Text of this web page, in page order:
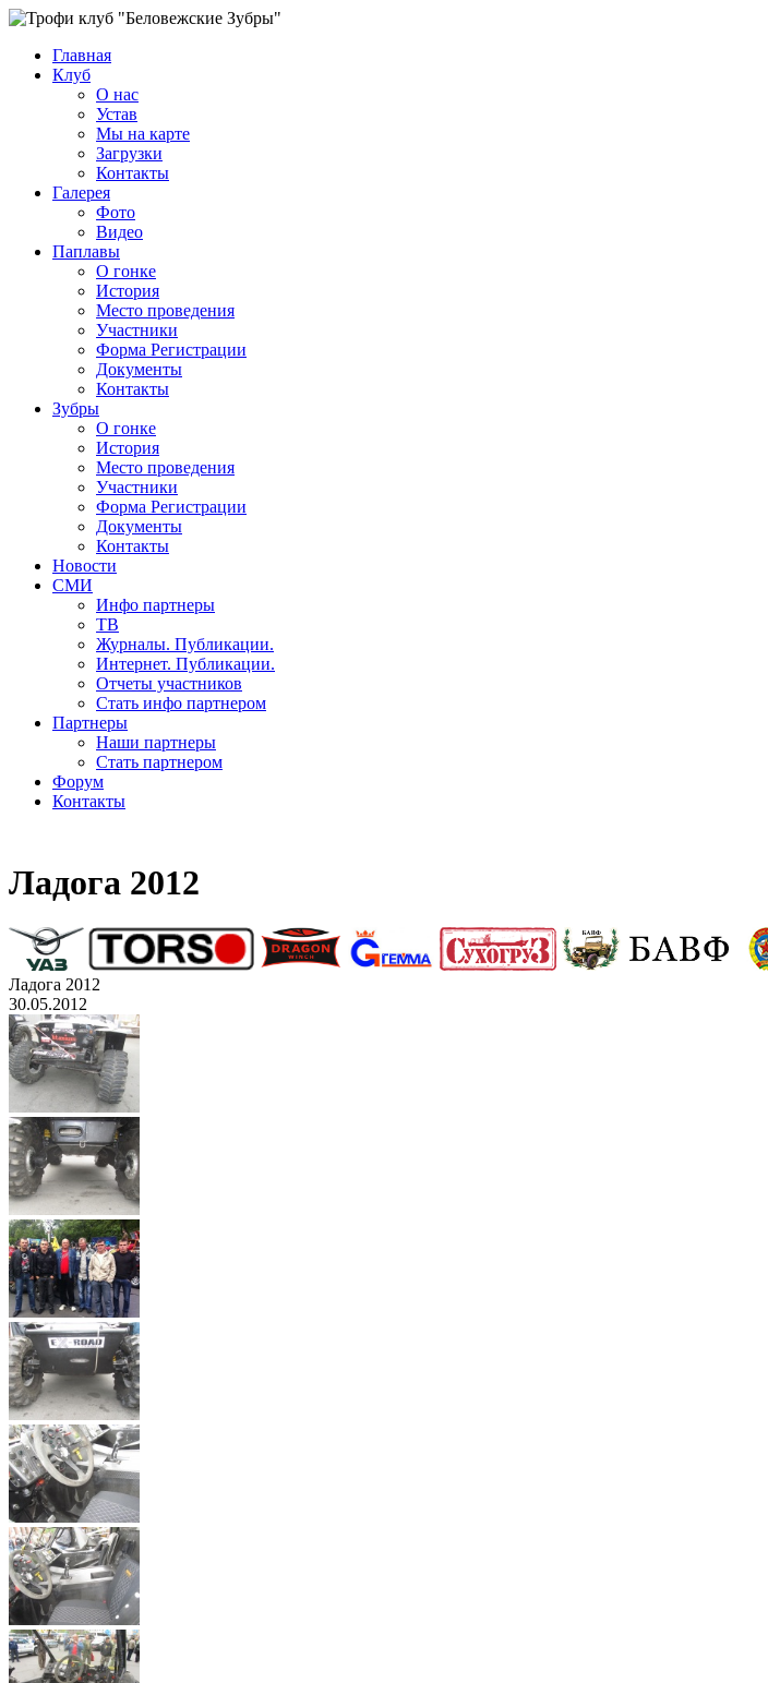
Главная
Клуб
О нас
Устав
Мы на карте
Загрузки
Контакты
Галерея
Фото
Видео
Паплавы
О гонке
История
Место проведения
Участники
Форма Регистрации
Документы
Контакты
Зубры
О гонке
История
Место проведения
Участники
Форма Регистрации
Документы
Контакты
Новости
СМИ
Инфо партнеры
ТВ
Журналы. Публикации.
Интернет. Публикации.
Отчеты участников
Стать инфо партнером
Партнеры
Наши партнеры
Стать партнером
Форум
Контакты
Ладога 2012
Ладога 2012
30.05.2012